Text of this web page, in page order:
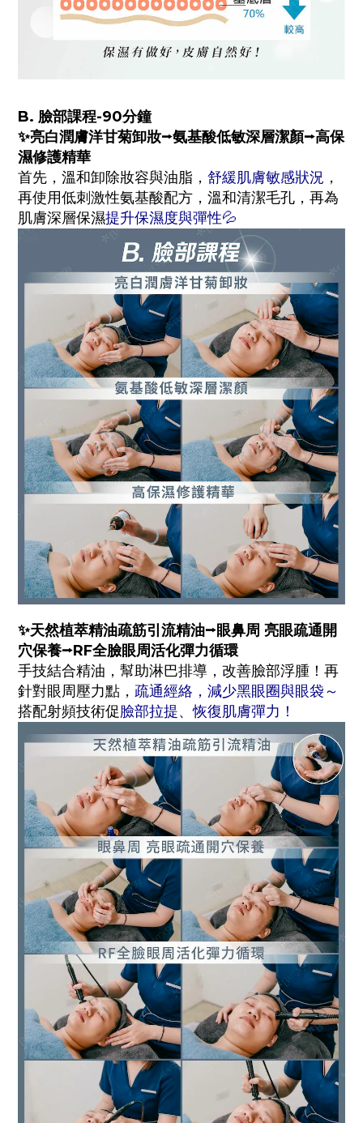
B. 臉部課程-90分鐘
✨亮白潤膚洋甘菊卸妝⭢氨基酸低敏深層潔顏⭢高保
濕修護精華
首先，溫和卸除妝容與油脂， 舒緩肌膚敏感狀況 ，
再使用低刺激性氨基酸配方，溫和清潔毛孔，再為
肌膚深層保濕提升保濕度與彈性💦
✨天然植萃精油疏筋引流精油⭢眼鼻周 亮眼疏通開
穴保養⭢RF全臉眼周活化彈力循環
手技結合精油，幫助淋巴排導，改善臉部浮腫！再
針對眼周壓力點， 疏通經絡，減少黑眼圈與眼袋～
搭配射頻技術促臉部拉提、恢復肌膚彈力！